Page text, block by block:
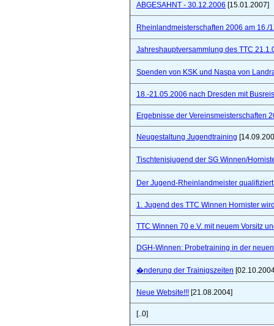
ABGESAHNT - 30.12.2006 [15.01.2007]
Rheinlandmeisterschaften 2006 am
Jahreshauptversammlung des TTC
Spenden von KSK und Naspa von
18.-21.05.2006 nach Dresden mit
Ergebnisse der Vereinsmeisterschaften
Neugestaltung Jugendtraining
Tischtenisjugend der SG Winnen/
Der Jugend-Rheinlandmeister
1. Jugend des TTC Winnen Hornister
TTC Winnen 70 e.V. mit neuem Vorsitz
DGH-Winnen: Probetraining in der
�nderung der Trainigszeiten
Neue Website!!! [21.08.2004]
[..0]